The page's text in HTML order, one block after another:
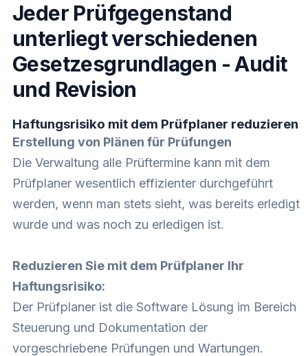
Jeder Prüfgegenstand
unterliegt verschiedenen
Gesetzesgrundlagen - Audit
und Revision
Haftungsrisiko mit dem Prüfplaner reduzieren
Erstellung von Plänen für Prüfungen
Die Verwaltung alle Prüftermine kann mit dem
Prüfplaner wesentlich effizienter durchgeführt
werden, wenn man stets sieht, was bereits erledigt
wurde und was noch zu erledigen ist.
Reduzieren Sie mit dem Prüfplaner Ihr
Haftungsrisiko:
Der Prüfplaner ist die Software Lösung im Bereich
Steuerung und Dokumentation der
vorgeschriebene Prüfungen und Wartungen.